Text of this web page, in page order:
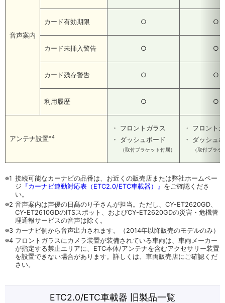
音声案内
カード有効期限 ○ ○
カード未挿入警告 ○ ○
カード残存警告 ○ ○
利用履歴 ○ ○
アンテナ設置※4
・
フロントガラス
・
ダッシュボード
（取付ブラケット付属）
・
フロント
・
ダッシュ
（取付ブラ
※1 接続可能なカーナビの品番は、お近くの販売店または弊社ホームペー
ジ 『カーナビ連動対応表（ETC2.0/ETC車載器）』 をご確認くださ
い。
※2 音声案内は声優の日髙のり子さんが担当。ただし、CY-ET2620GD、
CY-ET2610GDのITSスポット、およびCY-ET2620GDの災害・危機管
理通報サービスの音声は除く。
※3 カーナビ側から音声出力されます。（2014年以降販売のモデルのみ）
※4 フロントガラスにカメラ装置が装備されている車両は、車両メーカー
が指定する禁止エリアに、ETC本体/アンテナを含むアクセサリー装置
を設置できない場合があります。詳しくは、車両販売店にご確認くだ
さい。
ETC2.0/ETC車載器 旧製品一覧